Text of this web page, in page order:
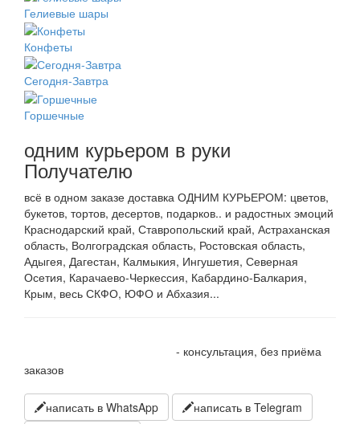
Гелиевые шары
Конфеты
Сегодня-Завтра
Горшечные
одним курьером в руки
Получателю
всё в одном заказе доставка ОДНИМ КУРЬЕРОМ: цветов,
букетов, тортов, десертов, подарков.. и радостных эмоций
Краснодарский край, Ставропольский край, Астраханская
область, Волгоградская область, Ростовская область,
Адыгея, Дагестан, Калмыкия, Ингушетия, Северная
Осетия, Карачаево-Черкессия, Кабардино-Балкария,
Крым, весь СКФО, ЮФО и Абхазия...
- консультация, без приёма
заказов
написать в WhatsApp
написать в Telegram